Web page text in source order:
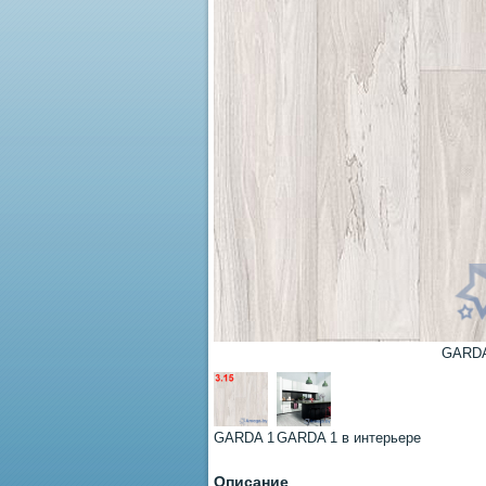
GARDA 1GARDA 1 в интерьере
Описание